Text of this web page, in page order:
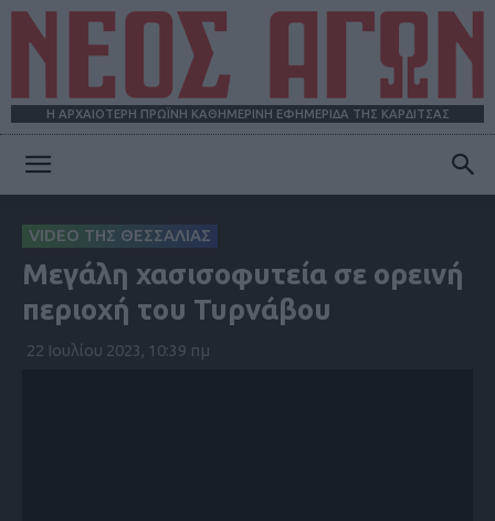
Η ΑΡΧΑΙΟΤΕΡΗ ΠΡΩΪΝΗ ΚΑΘΗΜΕΡΙΝΗ ΕΦΗΜΕΡΙΔΑ ΤΗΣ ΚΑΡΔΙΤΣΑΣ
ΑΓΩΝ
VIDEO ΤΗΣ ΘΕΣΣΑΛΙΑΣ
Μεγάλη χασισοφυτεία σε ορεινή
περιοχή του Τυρνάβου
22 Ιουλίου 2023, 10:39 πμ